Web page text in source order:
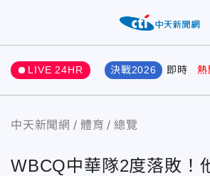
LIVE 24HR 決戰2026 即時 熱
中天新聞網 體育 總覽
WBCQ中華隊2度落敗！